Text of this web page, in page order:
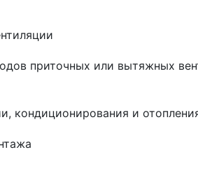
приточных или вытяжных
кондиционирования и